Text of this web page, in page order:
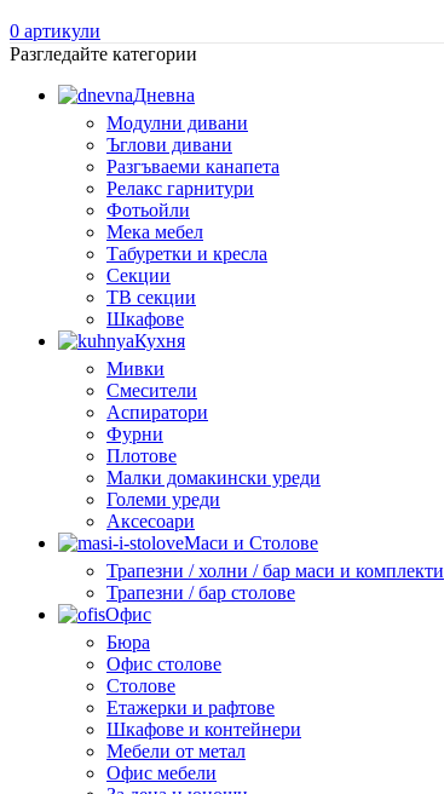
0 артикули
Разгледайте категории
Дневна
Модулни дивани
Ъглови дивани
Разгъваеми канапета
Релакс гарнитури
Фотьойли
Мека мебел
Табуретки и кресла
Секции
ТВ секции
Шкафове
Кухня
Мивки
Смесители
Аспиратори
Фурни
Плотове
Малки домакински уреди
Големи уреди
Аксесоари
Маси и Столове
Трапезни / холни / бар маси и комплекти
Трапезни / бар столове
Офис
Бюра
Офис столове
Столове
Етажерки и рафтове
Шкафове и контейнери
Мебели от метал
Офис мебели